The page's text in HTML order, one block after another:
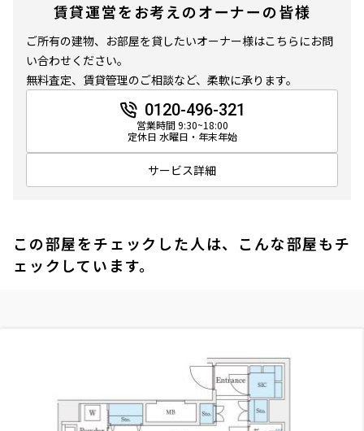
賃貸運営をお考えのオーナーの皆様
ご所有の建物、お部屋を貸したいオーナー様はこちらにお問
い合わせください。
無料査定、賃貸管理のご相談など、柔軟に承ります。
0120-496-321
営業時間 9:30~18:00
定休日 水曜日・年末年始
サービス詳細
この部屋をチェックした人は、こんな部屋もチ
ェックしています。